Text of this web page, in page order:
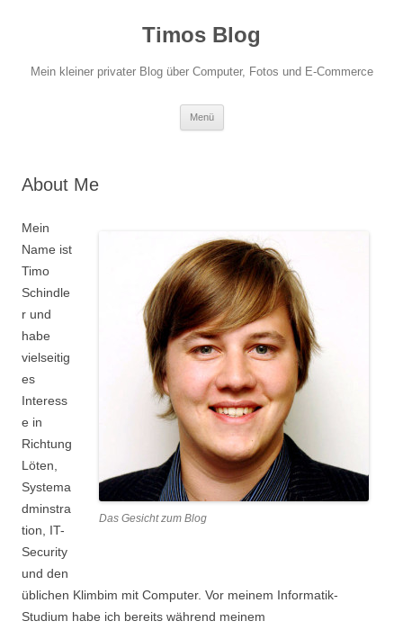
Timos Blog
Mein kleiner privater Blog über Computer, Fotos und E-Commerce
Menü
About Me
Das Gesicht zum Blog
Mein
Name ist
Timo
Schindle
r und
habe
vielseitig
es
Interess
e in
Richtung
Löten,
Systema
dminstra
tion, IT-
Security
und den
üblichen Klimbim mit Computer. Vor meinem Informatik-
Studium habe ich bereits während meinem